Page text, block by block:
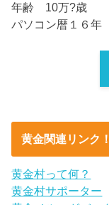
年齢 10万?歳
パソコン暦１６年
黄金関連リンク！
黄金村って何？
黄金村サポーター